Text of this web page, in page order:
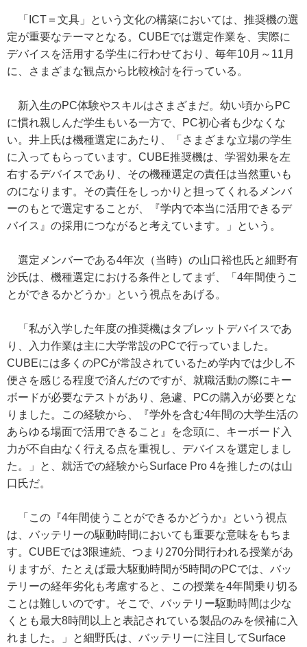
「ICT＝文具」という文化の構築においては、推奨機の選
定が重要なテーマとなる。CUBEでは選定作業を、実際に
デバイスを活用する学生に行わせており、毎年10月～11月
に、さまざまな観点から比較検討を行っている。
新入生のPC体験やスキルはさまざまだ。幼い頃からPC
に慣れ親しんだ学生もいる一方で、PC初心者も少なくな
い。井上氏は機種選定にあたり、「さまざまな立場の学生
に入ってもらっています。CUBE推奨機は、学習効果を左
右するデバイスであり、その機種選定の責任は当然重いも
のになります。その責任をしっかりと担ってくれるメンバ
ーのもとで選定することが、『学内で本当に活用できるデ
バイス』の採用につながると考えています。」という。
選定メンバーである4年次（当時）の山口裕也氏と細野有
沙氏は、機種選定における条件としてまず、「4年間使うこ
とができるかどうか」という視点をあげる。
「私が入学した年度の推奨機はタブレットデバイスであ
り、入力作業は主に大学常設のPCで行っていました。
CUBEには多くのPCが常設されているため学内では少し不
便さを感じる程度で済んだのですが、就職活動の際にキー
ボードが必要なテストがあり、急遽、PCの購入が必要とな
りました。この経験から、『学外を含む4年間の大学生活の
あらゆる場面で活用できること』を念頭に、キーボード入
力が不自由なく行える点を重視し、デバイスを選定しまし
た。」と、就活での経験からSurface Pro 4を推したのは山
口氏だ。
「この『4年間使うことができるかどうか』という視点
は、バッテリーの駆動時間においても重要な意味をもちま
す。CUBEでは3限連続、つまり270分間行われる授業があ
りますが、たとえば最大駆動時間が5時間のPCでは、バッ
テリーの経年劣化も考慮すると、この授業を4年間乗り切る
ことは難しいのです。そこで、バッテリー駆動時間は少な
くとも最大8時間以上と表記されている製品のみを候補に入
れました。」と細野氏は、バッテリーに注目してSurface